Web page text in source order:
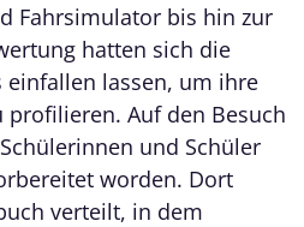
Fahrsimulator bis hin zur
hatten sich die
lassen, um ihre
Auf den Besuch
und Schüler
worden. Dort
verteilt, in dem